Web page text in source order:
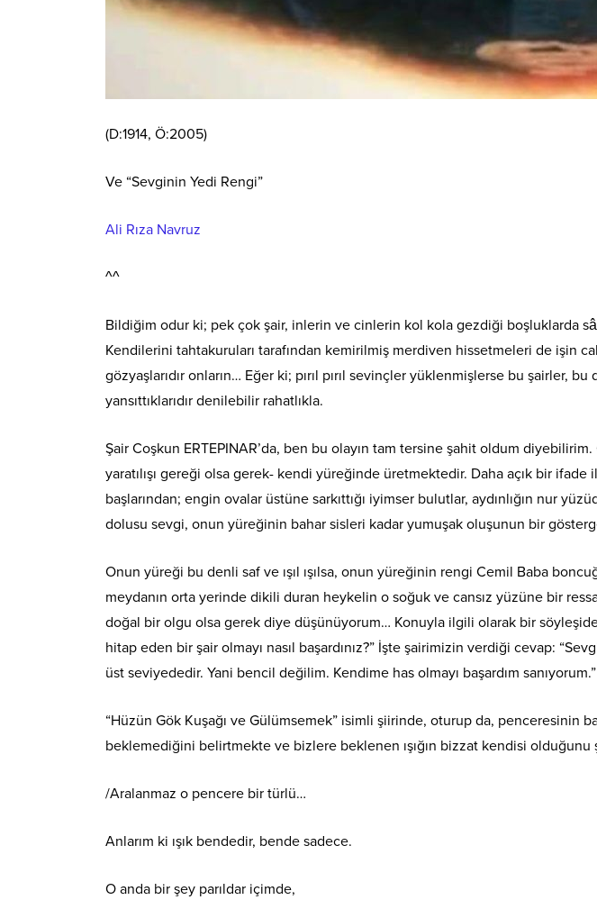
(D:1914, Ö:2005)
Ve “Sevginin Yedi Rengi”
Ali Rıza Navruz
^^
Bildiğim odur ki; pek çok şair, inlerin ve cinlerin kol kola gezdiği boşluklarda
Kendilerini tahtakuruları tarafından kemirilmiş merdiven hissetmeleri de işin
gözyaşlarıdır onların… Eğer ki; pırıl pırıl sevinçler yüklenmişlerse bu şairler,
yansıttıklarıdır denilebilir rahatlıkla.
Şair Coşkun ERTEPINAR’da, ben bu olayın tam tersine şahit oldum diyebilirim.
yaratılışı gereği olsa gerek- kendi yüreğinde üretmektedir. Daha açık bir ifade
başlarından; engin ovalar üstüne sarkıttığı iyimser bulutlar, aydınlığın nur
dolusu sevgi, onun yüreğinin bahar sisleri kadar yumuşak oluşunun bir
Onun yüreği bu denli saf ve ışıl ışılsa, onun yüreğinin rengi Cemil Baba
meydanın orta yerinde dikili duran heykelin o soğuk ve cansız yüzüne bir
doğal bir olgu olsa gerek diye düşünüyorum… Konuyla ilgili olarak bir
hitap eden bir şair olmayı nasıl başardınız?” İşte şairimizin verdiği cevap:
üst seviyededir. Yani bencil değilim. Kendime has olmayı başardım sanıyorum.”
“Hüzün Gök Kuşağı ve Gülümsemek” isimli şiirinde, oturup da, penceresinin
beklemediğini belirtmekte ve bizlere beklenen ışığın bizzat kendisi olduğunu
/Aralanmaz o pencere bir türlü…
Anlarım ki ışık bendedir, bende sadece.
O anda bir şey parıldar içimde,